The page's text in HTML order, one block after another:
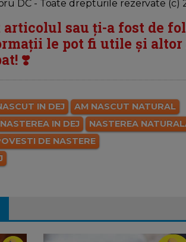
DC - Toate drepturile rezervate (c)
sau ți-a fost de
le pot fi utile și
❣️
IN DEJ
AM NASCUT NATURAL
NASTEREA IN DEJ
NASTEREA
DE NASTERE